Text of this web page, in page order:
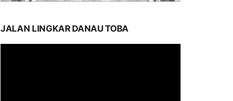
JALAN LINGKAR DANAU TOBA